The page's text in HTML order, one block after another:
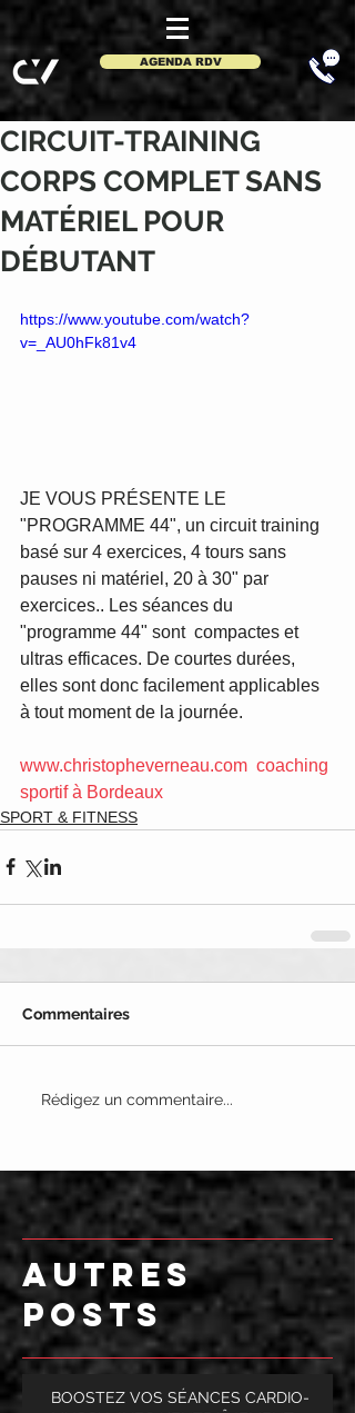
AGENDA RDV
CIRCUIT-TRAINING
CORPS COMPLET SANS
MATÉRIEL POUR
DÉBUTANT
https://www.youtube.com/watch?
v=_AU0hFk81v4
JE VOUS PRÉSENTE LE
"PROGRAMME 44", un circuit training
basé sur 4 exercices, 4 tours sans
pauses ni matériel, 20 à 30" par
exercices.. Les séances du
"programme 44" sont  compactes et
ultras efficaces. De courtes durées,
elles sont donc facilement applicables
à tout moment de la journée.
www.christopheverneau.com  coaching
sportif à Bordeaux
SPORT & FITNESS
Commentaires
Rédigez un commentaire...
AUTRES
POSTS
BOOSTEZ VOS SÉANCES CARDIO-